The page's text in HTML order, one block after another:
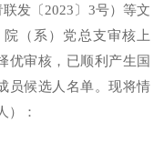
发〔 2023 〕 3号）等文
（系）党总支审核上
优审核，已顺利产生国
员候选人名单。现将情
）：